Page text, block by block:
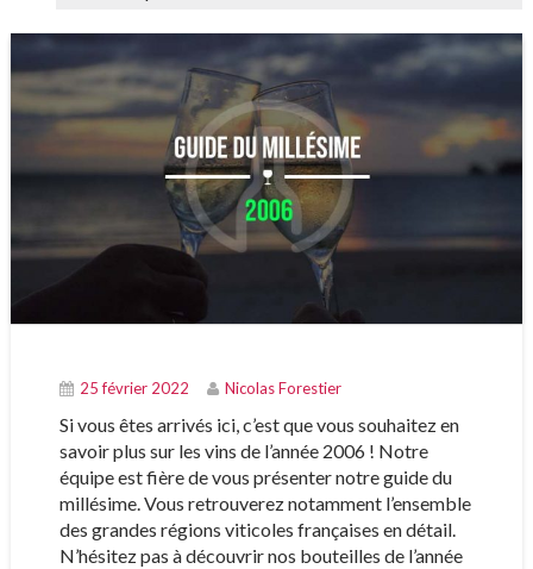
25 février 2022 Nicolas Forestier
Si vous êtes arrivés ici, c’est que vous souhaitez en
savoir plus sur les vins de l’année 2006 ! Notre
équipe est fière de vous présenter notre guide du
millésime. Vous retrouverez notamment l’ensemble
des grandes régions viticoles françaises en détail.
N’hésitez pas à découvrir nos bouteilles de l’année